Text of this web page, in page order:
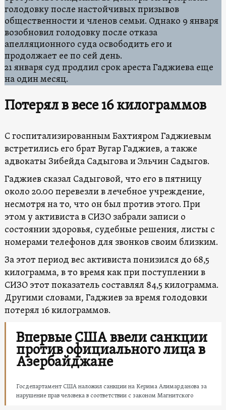
голодовку после настойчивых призывов
общественности и членов семьи. Однако 9 января
возобновил голодовку после отказа
апелляционного суда освободить его и
продолжает ее по сей день.
21 января суд продлил срок ареста Гаджиева еще
на один месяц.
Потерял в весе 16 килограммов
C госпитализированным Бахтияром Гаджиевым
встретились его брат Вугар Гаджиев, а также
адвокаты Зибейда Садыгова и Эльчин Садыгов.
Гаджиев сказал Садыговой, что его в пятницу
около 20.00 перевезли в лечебное учреждение,
несмотря на то, что он был против этого. При
этом у активиста в СИЗО забрали записи о
состоянии здоровья, судебные решения, листы с
номерами телефонов для звонков своим близким.
За этот период вес активиста понизился до 68,5
килограмма, в то время как при поступлении в
СИЗО этот показатель составлял 84,5 килограмма.
Другими словами, Гаджиев за время голодовки
потерял 16 килограммов.
Впервые США ввели санкции
против официального лица в
Азербайджане
Госдепартамент США наложил санкции на Керима Алимарданова за
нарушение прав человека в соответствии с законом Магнитского